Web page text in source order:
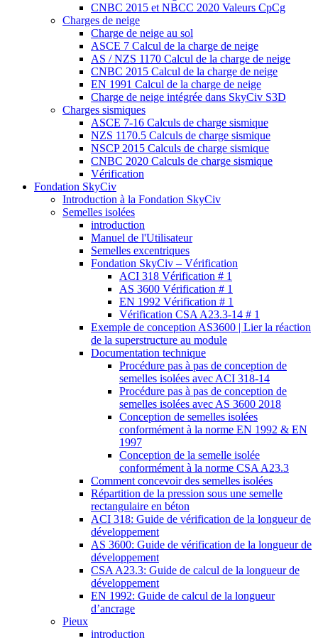
CNBC 2015 et NBCC 2020 Valeurs CpCg
Charges de neige
Charge de neige au sol
ASCE 7 Calcul de la charge de neige
AS / NZS 1170 Calcul de la charge de neige
CNBC 2015 Calcul de la charge de neige
EN 1991 Calcul de la charge de neige
Charge de neige intégrée dans SkyCiv S3D
Charges sismiques
ASCE 7-16 Calculs de charge sismique
NZS 1170.5 Calculs de charge sismique
NSCP 2015 Calculs de charge sismique
CNBC 2020 Calculs de charge sismique
Vérification
Fondation SkyCiv
Introduction à la Fondation SkyCiv
Semelles isolées
introduction
Manuel de l'Utilisateur
Semelles excentriques
Fondation SkyCiv – Vérification
ACI 318 Vérification # 1
AS 3600 Vérification # 1
EN 1992 Vérification # 1
Vérification CSA A23.3-14 # 1
Exemple de conception AS3600 | Lier la réaction
de la superstructure au module
Documentation technique
Procédure pas à pas de conception de
semelles isolées avec ACI 318-14
Procédure pas à pas de conception de
semelles isolées avec AS 3600 2018
Conception de semelles isolées
conformément à la norme EN 1992 & EN
1997
Conception de la semelle isolée
conformément à la norme CSA A23.3
Comment concevoir des semelles isolées
Répartition de la pression sous une semelle
rectangulaire en béton
ACI 318: Guide de vérification de la longueur de
développement
AS 3600: Guide de vérification de la longueur de
développement
CSA A23.3: Guide de calcul de la longueur de
développement
EN 1992: Guide de calcul de la longueur
d’ancrage
Pieux
introduction